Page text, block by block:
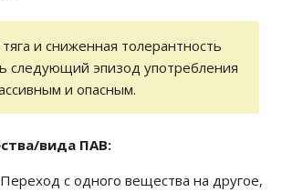
и сниженная толерантность
следующий эпизод употребления
и опасным.
вида ПАВ:
Переход с одного вещества на другое,